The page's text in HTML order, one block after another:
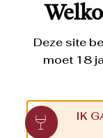
Deze site
moet 18
IK